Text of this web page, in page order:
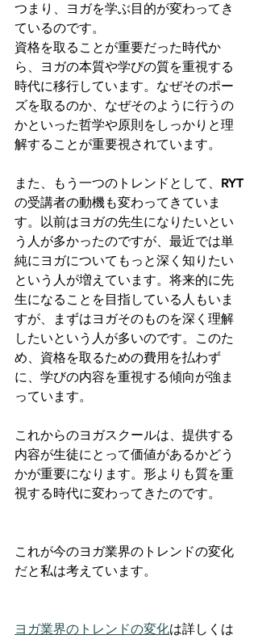
つまり、ヨガを学ぶ目的が変わってき
ているのです。
資格を取ることが重要だった時代か
ら、ヨガの本質や学びの質を重視する
時代に移行しています。なぜそのポー
ズを取るのか、なぜそのように行うの
かといった哲学や原則をしっかりと理
解することが重要視されています。
また、もう一つのトレンドとして、RYT
の受講者の動機も変わってきていま
す。以前はヨガの先生になりたいとい
う人が多かったのですが、最近では単
純にヨガについてもっと深く知りたい
という人が増えています。将来的に先
生になることを目指している人もいま
すが、まずはヨガそのものを深く理解
したいという人が多いのです。このた
め、資格を取るための費用を払わず
に、学びの内容を重視する傾向が強ま
っています。
これからのヨガスクールは、提供する
内容が生徒にとって価値があるかどう
かが重要になります。形よりも質を重
視する時代に変わってきたのです。
これが今のヨガ業界のトレンドの変化
だと私は考えています。
ヨガ業界のトレンドの変化は詳しくは